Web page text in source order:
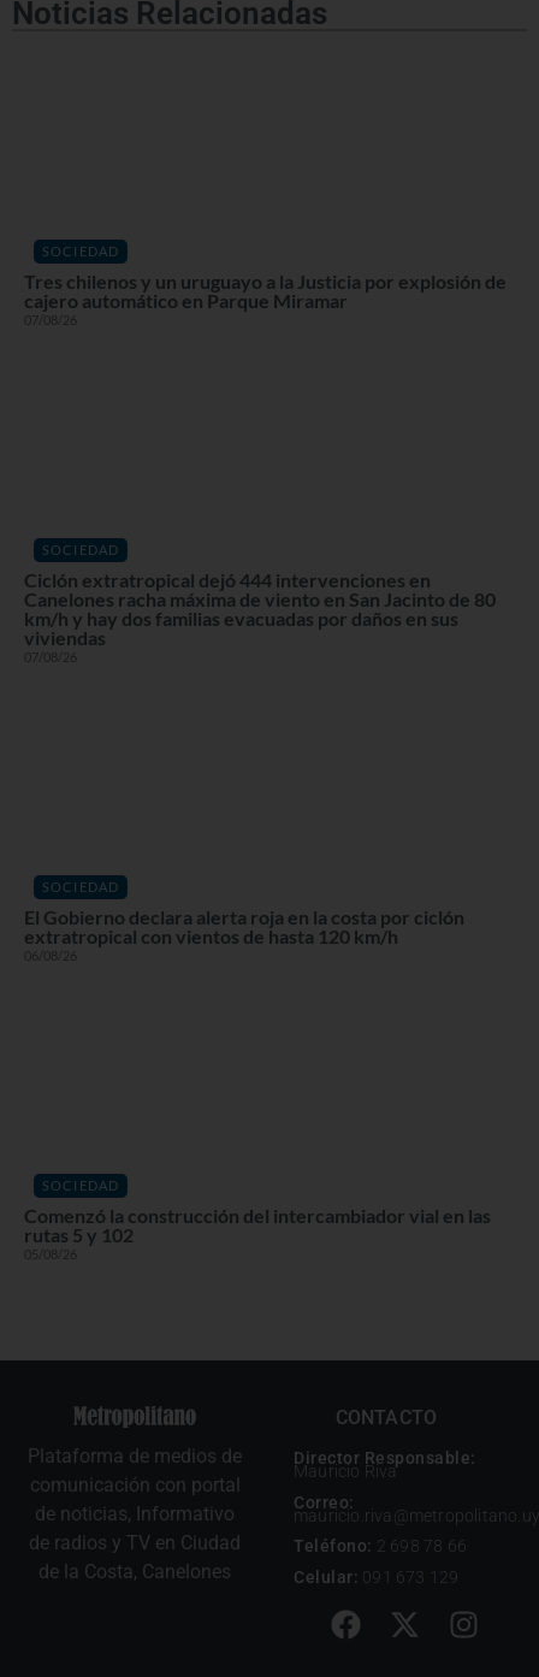
Noticias Relacionadas
SOCIEDAD
Tres chilenos y un uruguayo a la Justicia por explosión de
cajero automático en Parque Miramar
07/08/26
SOCIEDAD
Ciclón extratropical dejó 444 intervenciones en
Canelones racha máxima de viento en San Jacinto de 80
km/h y hay dos familias evacuadas por daños en sus
viviendas
07/08/26
SOCIEDAD
El Gobierno declara alerta roja en la costa por ciclón
extratropical con vientos de hasta 120 km/h
06/08/26
SOCIEDAD
Comenzó la construcción del intercambiador vial en las
rutas 5 y 102
05/08/26
Plataforma de medios de
comunicación con portal
de noticias, Informativo
de radios y TV en Ciudad
de la Costa, Canelones
CONTACTO
Director Responsable:
Mauricio Riva
Correo:
mauricio.riva@metropolitano.uy
Teléfono: 2 698 78 66
Celular: 091 673 129